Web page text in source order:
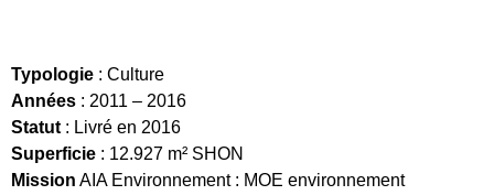
Typologie : Culture
Années : 2011 – 2016
Statut : Livré en 2016
Superficie : 12.927 m² SHON
Mission AIA Environnement : MOE environnement